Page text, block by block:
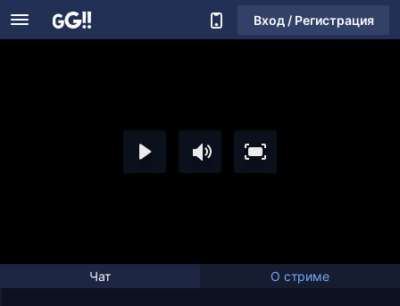
Вход / Регистрация
Чат О стриме